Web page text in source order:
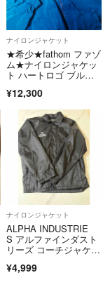
ナイロンジャケット
★希少★fathom ファゾ
ム★ナイロンジャケッ
ト ハートロゴ ブル
フ ウィンドブレーカ
ー 90s
¥12,300
ナイロンジャケット
ALPHA INDUSTRIE
S アルファインダスト
リーズ コーチジャケッ
ズ メンズ 黒 ブラッ
¥4,999